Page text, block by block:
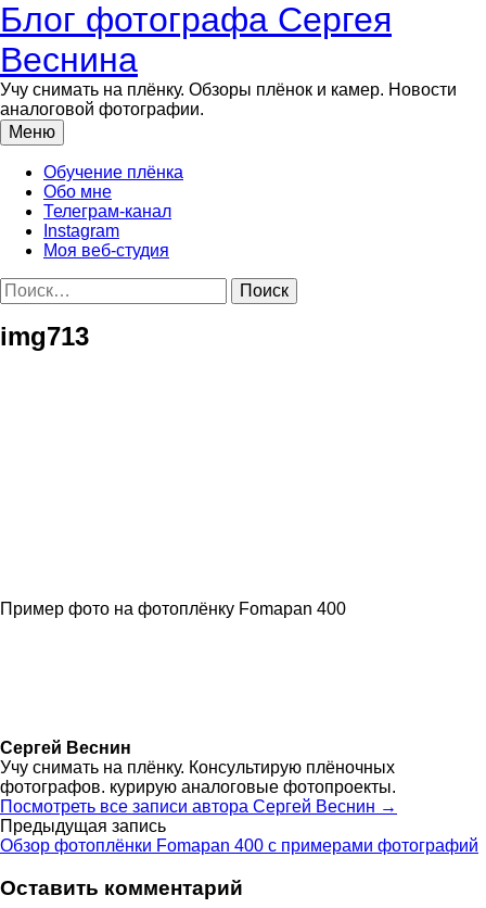
Перейти
к
содержимому
Блог фотографа Сергея
Веснина
Учу снимать на плёнку. Обзоры плёнок и камер. Новости
аналоговой фотографии.
Меню
Обучение плёнка
Обо мне
Телеграм-канал
Instagram
Моя веб-студия
Найти:
img713
Пример фото на фотоплёнку Fomapan 400
Сергей Веснин
Учу снимать на плёнку. Консультирую плёночных
фотографов. курирую аналоговые фотопроекты.
Посмотреть все записи автора Сергей Веснин →
Навигация
по
записям
Предыдущая запись
Обзор фотоплёнки Fomapan 400 с примерами фотографий
Оставить комментарий